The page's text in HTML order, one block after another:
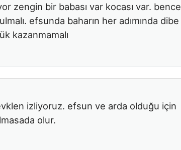
zengin bir babası var kocası var. bence
efsunda baharın her adımında dibe
kazanmamalı
izliyoruz. efsun ve arda olduğu için
olur.